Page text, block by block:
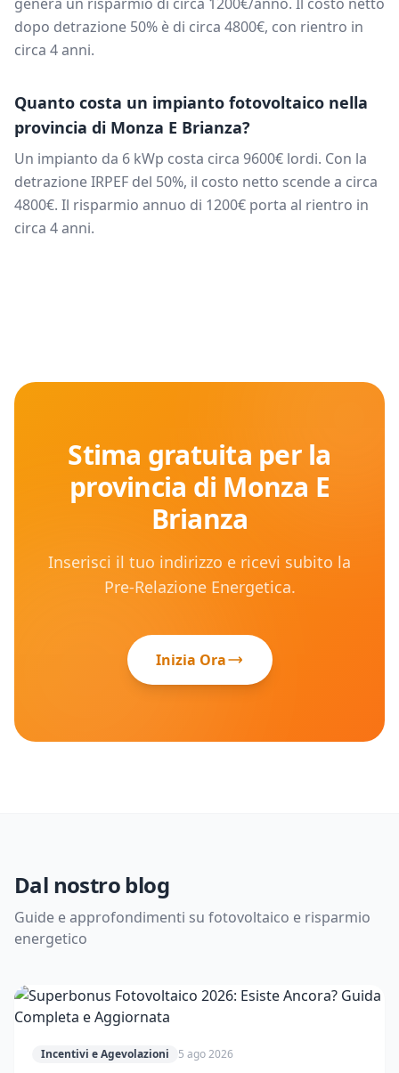
dopo detrazione 50% è di circa 4800€, con rientro in
circa 4anni.
Quanto costa un impianto fotovoltaico nella
provincia di Monza E Brianza?
Un impianto da 6 kWp costa circa 9600€ lordi. Con la
detrazione IRPEF del 50%, il costo netto scende a circa
4800€. Il risparmio annuo di 1200€ porta al rientro in
circa 4anni.
Stima gratuita per la
provincia di Monza E
Brianza
Inserisci il tuo indirizzo e ricevi subito la
Pre-Relazione Energetica.
Inizia Ora
Dal nostro blog
Guide e approfondimenti su fotovoltaico e risparmio
energetico
Incentivi e Agevolazioni 5 ago 2026